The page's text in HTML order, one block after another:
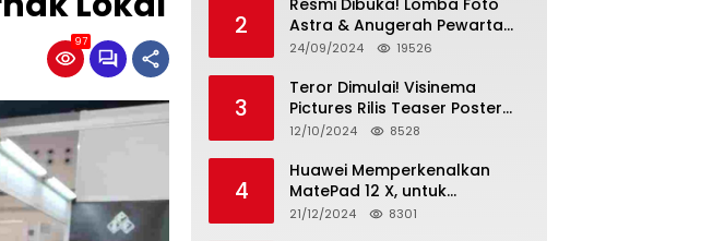
97
2
Resmi Dibuka! Lomba Foto
Astra & Anugerah Pewarta
Astra 2024: Bersama,
24/09/2024 19526
3
Teror Dimulai! Visinema
Pictures Rilis Teaser Poster
Wanita Ahli Neraka, Siap
November 2024
12/10/2024 8528
4
Huawei Memperkenalkan
MatePad 12 X, untuk
Pengalaman Lebih dari
21/12/2024 8301